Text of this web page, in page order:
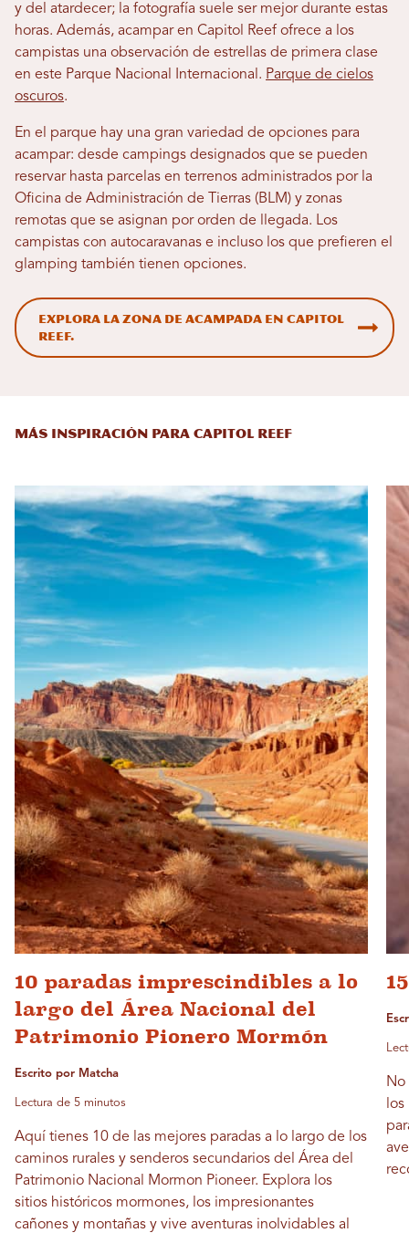
y del atardecer; la fotografía suele ser mejor durante estas
horas. Además, acampar en Capitol Reef ofrece a los
campistas una observación de estrellas de primera clase
en este Parque Nacional Internacional. Parque de cielos
oscuros.
En el parque hay una gran variedad de opciones para
acampar: desde campings designados que se pueden
reservar hasta parcelas en terrenos administrados por la
Oficina de Administración de Tierras (BLM) y zonas
remotas que se asignan por orden de llegada. Los
campistas con autocaravanas e incluso los que prefieren el
glamping también tienen opciones.
Explora la zona de acampada en Capitol
Reef.
MÁS INSPIRACIÓN PARA CAPITOL REEF
10 paradas imprescindibles a lo
largo del Área Nacional del
Patrimonio Pionero Mormón
Escrito por Matcha
Lectura de 5 minutos
Aquí tienes 10 de las mejores paradas a lo largo de los
caminos rurales y senderos secundarios del Área del
Patrimonio Nacional Mormon Pioneer. Explora los
sitios históricos mormones, los impresionantes
cañones y montañas y vive aventuras inolvidables al